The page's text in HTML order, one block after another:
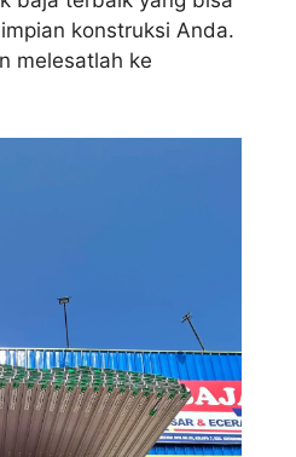
konstruksi Anda.
melesatlah ke